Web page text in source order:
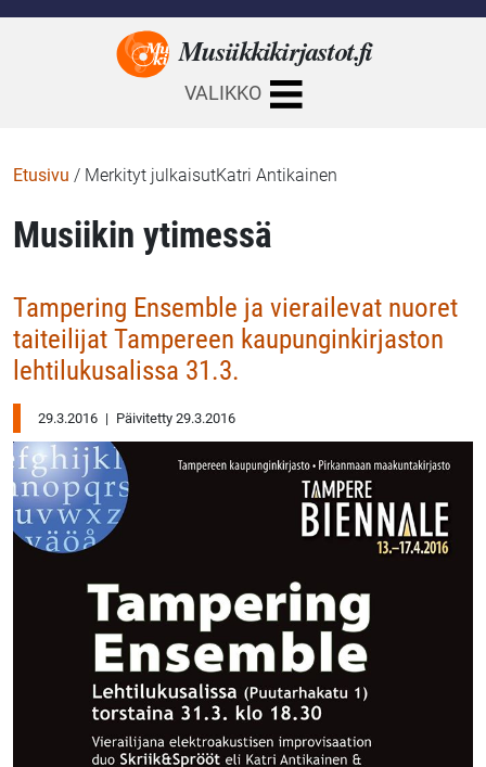
Musiikkikirjastot.fi
VALIKKO
Etusivu / Merkityt julkaisutKatri Antikainen
Musiikin ytimessä
Tampering Ensemble ja vierailevat nuoret
taiteilijat Tampereen kaupunginkirjaston
lehtilukusalissa 31.3.
29.3.2016 | Päivitetty 29.3.2016